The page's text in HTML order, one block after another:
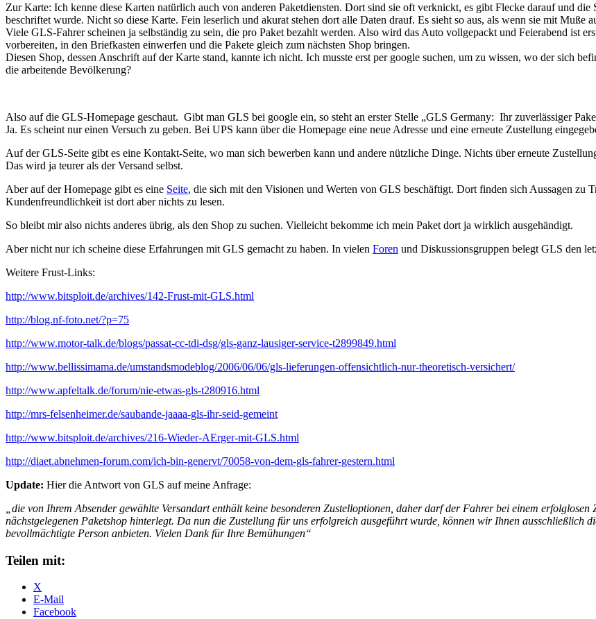
Zur Karte: Ich kenne diese Karten natürlich auch von anderen Paketdiensten. Dort sind sie oft verknickt, es gibt Flecke darauf und
beschriftet wurde. Nicht so diese Karte. Fein leserlich und akurat stehen dort alle Daten drauf. Es sieht so aus, als wenn sie mit
Viele GLS-Fahrer scheinen ja selbständig zu sein, die pro Paket bezahlt werden. Also wird das Auto vollgepackt und Feierabend ist
vorbereiten, in den Briefkasten einwerfen und die Pakete gleich zum nächsten Shop bringen.
Diesen Shop, dessen Anschrift auf der Karte stand, kannte ich nicht. Ich musste erst per google suchen, um zu wissen, wo der sich
die arbeitende Bevölkerung?
Also auf die GLS-Homepage geschaut. Gibt man GLS bei google ein, so steht an erster Stelle „GLS Germany: Ihr zuverlässiger
Ja. Es scheint nur einen Versuch zu geben. Bei UPS kann über die Homepage eine neue Adresse und eine erneute Zustellung
Auf der GLS-Seite gibt es eine Kontakt-Seite, wo man sich bewerben kann und andere nützliche Dinge. Nichts über erneute
Das wird ja teurer als der Versand selbst.
Aber auf der Homepage gibt es eine Seite, die sich mit den Visionen und Werten von GLS beschäftigt. Dort finden sich Aussagen
Kundenfreundlichkeit ist dort aber nichts zu lesen.
So bleibt mir also nichts anderes übrig, als den Shop zu suchen. Vielleicht bekomme ich mein Paket dort ja wirklich ausgehändigt.
Aber nicht nur ich scheine diese Erfahrungen mit GLS gemacht zu haben. In vielen Foren und Diskussionsgruppen belegt GLS den
Weitere Frust-Links:
http://www.bitsploit.de/archives/142-Frust-mit-GLS.html
http://blog.nf-foto.net/?p=75
http://www.motor-talk.de/blogs/passat-cc-tdi-dsg/gls-ganz-lausiger-service-t2899849.html
http://www.bellissimama.de/umstandsmodeblog/2006/06/06/gls-lieferungen-offensichtlich-nur-theoretisch-versichert/
http://www.apfeltalk.de/forum/nie-etwas-gls-t280916.html
http://mrs-felsenheimer.de/saubande-jaaaa-gls-ihr-seid-gemeint
http://www.bitsploit.de/archives/216-Wieder-AErger-mit-GLS.html
http://diaet.abnehmen-forum.com/ich-bin-genervt/70058-von-dem-gls-fahrer-gestern.html
Update: Hier die Antwort von GLS auf meine Anfrage:
„die von Ihrem Absender gewählte Versandart enthält keine besonderen Zustelloptionen, daher darf der Fahrer bei einem
nächstgelegenen Paketshop hinterlegt. Da nun die Zustellung für uns erfolgreich ausgeführt wurde, können wir Ihnen
bevollmächtigte Person anbieten. Vielen Dank für Ihre Bemühungen“
Teilen mit:
X
E-Mail
Facebook